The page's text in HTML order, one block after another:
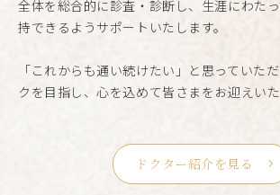
全体を総合的に診査・診断し、生涯にわた
持できるようサポートいたします。
「これからも通い続けたい」と思っていた
クを目指し、心を込めて皆さまをお迎えいた
ドクター紹介を見る